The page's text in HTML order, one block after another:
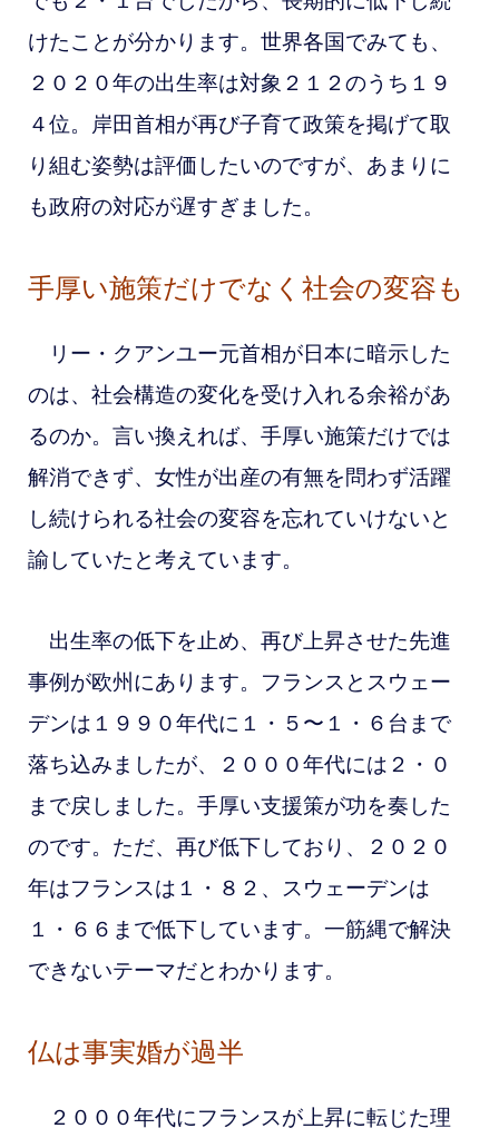
けたことが分かります。世界各国でみても、
２０２０年の出生率は対象２１２のうち１９
４位。岸田首相が再び子育て政策を掲げて取
り組む姿勢は評価したいのですが、あまりに
も政府の対応が遅すぎました。
手厚い施策だけでなく社会の変容も
リー・クアンユー元首相が日本に暗示した
のは、社会構造の変化を受け入れる余裕があ
るのか。言い換えれば、手厚い施策だけでは
解消できず、女性が出産の有無を問わず活躍
し続けられる社会の変容を忘れていけないと
諭していたと考えています。
出生率の低下を止め、再び上昇させた先進
事例が欧州にあります。フランスとスウェー
デンは１９９０年代に１・５〜１・６台まで
落ち込みましたが、２０００年代には２・０
まで戻しました。手厚い支援策が功を奏した
のです。ただ、再び低下しており、２０２０
年はフランスは１・８２、スウェーデンは
１・６６まで低下しています。一筋縄で解決
できないテーマだとわかります。
仏は事実婚が過半
２０００年代にフランスが上昇に転じた理